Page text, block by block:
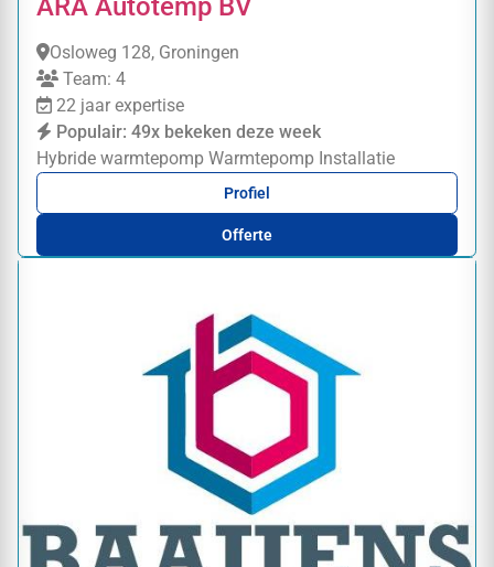
ARA Autotemp BV
Osloweg 128, Groningen
Team: 4
22 jaar expertise
Populair: 49x bekeken deze week
Hybride warmtepomp Warmtepomp Installatie
Profiel
Offerte